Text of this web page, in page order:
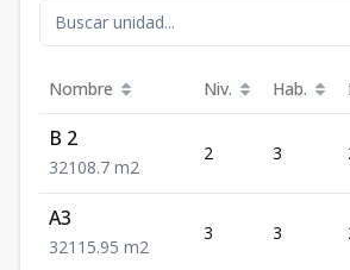
Nombre Niv. Hab.
B 2
32108.7 m2
2 3
A3
32115.95 m2
3 3